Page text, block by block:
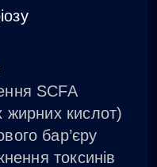
SCFA
жирних кислот)
бар’єру
токсинів